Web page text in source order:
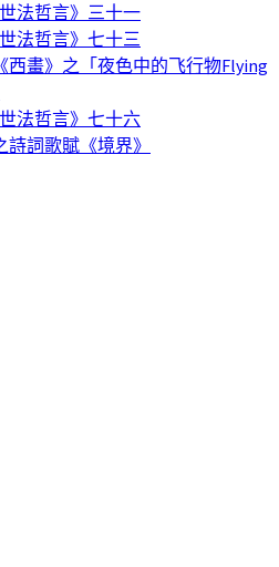
法哲言》三十一
法哲言》七十三
西畫》之「夜色中的飞行物Flying
法哲言》七十六
詞歌賦《境界》